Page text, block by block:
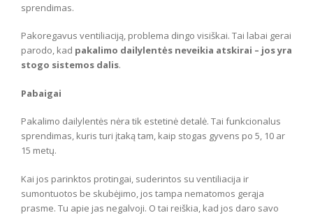
sprendimas.
Pakoregavus ventiliaciją, problema dingo visiškai. Tai labai gerai
parodo, kad pakalimo dailylentės neveikia atskirai – jos yra
stogo sistemos dalis.
Pabaigai
Pakalimo dailylentės nėra tik estetinė detalė. Tai funkcionalus
sprendimas, kuris turi įtaką tam, kaip stogas gyvens po 5, 10 ar
15 metų.
Kai jos parinktos protingai, suderintos su ventiliacija ir
sumontuotos be skubėjimo, jos tampa nematomos gerąja
prasme. Tu apie jas negalvoji. O tai reiškia, kad jos daro savo